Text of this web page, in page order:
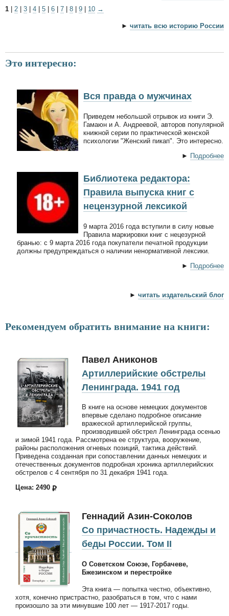
1
2 3 4 5 6 7 8 9 10 →
► читать всю историю России
Это интересно:
Вся правда о мужчинах
Приведем небольшой отрывок из книги Э.
Гамаюн и А. Андреевой, авторов популярной
книжной серии по практической женской
психологии "Женский пикап". Это интересно.
► Подробнее
Библиотека редактора:
Правила выпуска книг с
нецензурной лексикой
9 марта 2016 года вступили в силу новые
Правила маркировки книг с нецезурной
бранью: с 9 марта 2016 года покупатели печатной продукции
должны предупреждаться о наличии ненормативной лексики.
► Подробнее
► читать издательский блог
Рекомендуем обратить внимание на книги:
Павел Аниконов
Артиллерийские обстрелы
Ленинграда. 1941 год
В книге на основе немецких документов
впервые сделано подробное описание
вражеской артиллерийской группы,
производившей обстрел Ленинграда осенью
и зимой 1941 года. Рассмотрена ее структура, вооружение,
районы расположения огневых позиций, тактика действий.
Приведена созданная при сопоставлении данных немецких и
отечественных документов подробная хроника артиллерийских
обстрелов с 4 сентября по 31 декабря 1941 года.
Цена: 2490
Геннадий Азин-Соколов
Со причастность. Надежды и
беды России. Том II
О Советском Союзе, Горбачеве,
Бжезинском и перестройке
Эта книга — попытка честно, объективно,
хотя, конечно пристрастно, разобраться в том, что с нами
произошло за эти минувшие 100 лет — 1917-2017 годы.